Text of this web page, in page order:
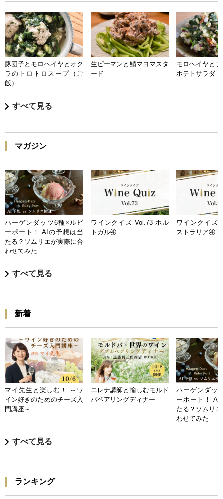
豚団子とモロヘイヤとオク
ラのトロトロスープ（ご
飯）
生ピーマンと鯖マヨマスタ
ード
モロヘイヤと
ポテトサラダ
すべて見る
マガジン
ハーゲンダッツ6種×ルビ
ーポート！ AIの予想は当
たる？ソムリエが実際に合
わせてみた
ワインクイズ Vol.73 ポル
トガル④
ワインクイズ
ストラリア④
すべて見る
新着
マイ先生と楽しむ！ ～ワ
イン好きのためのチーズ入
門講座～
エレナ講師と愉しむモルド
バペアリングディナー
ハーゲンダッ
ーポート！ AI
たる？ソムリ
わせてみた
すべて見る
ランキング